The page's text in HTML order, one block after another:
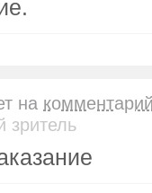
на
зритель